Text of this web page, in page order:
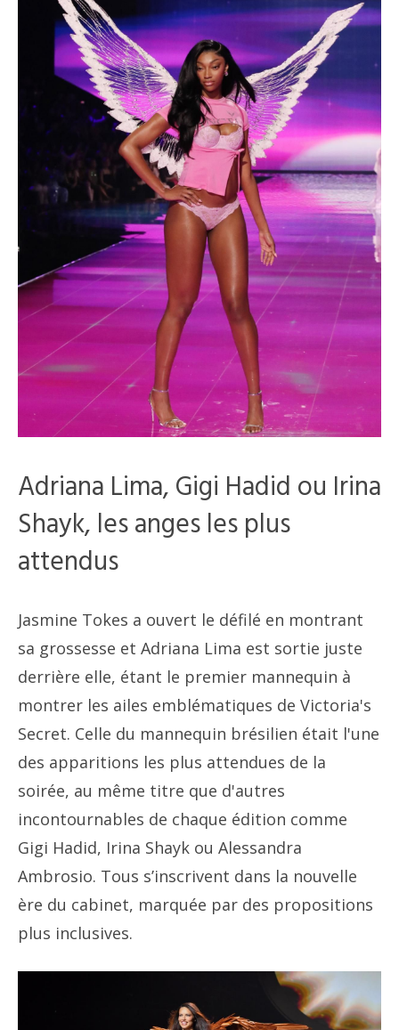
Adriana Lima, Gigi Hadid ou Irina
Shayk, les anges les plus
attendus
Jasmine Tokes a ouvert le défilé en montrant
sa grossesse et Adriana Lima est sortie juste
derrière elle, étant le premier mannequin à
montrer les ailes emblématiques de Victoria's
Secret. Celle du mannequin brésilien était l'une
des apparitions les plus attendues de la
soirée, au même titre que d'autres
incontournables de chaque édition comme
Gigi Hadid, Irina Shayk ou Alessandra
Ambrosio. Tous s’inscrivent dans la nouvelle
ère du cabinet, marquée par des propositions
plus inclusives.